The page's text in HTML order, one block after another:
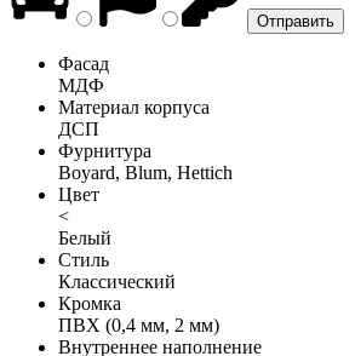
Фасад
МДФ
Материал корпуса
ДСП
Фурнитура
Boyard, Blum, Hettich
Цвет
<
Белый
Стиль
Классический
Кромка
ПВХ (0,4 мм, 2 мм)
Внутреннее наполнение